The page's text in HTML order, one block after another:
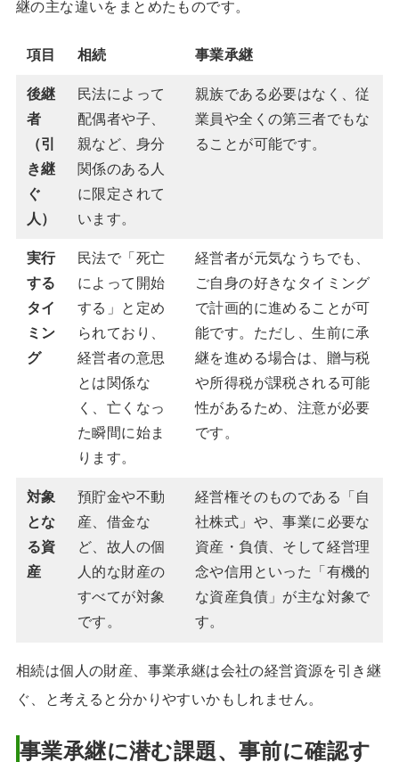
継の主な違いをまとめたものです。
項目 相続 事業承継
後継
者
（引
き継
ぐ
人）
民法によって
配偶者や子、
親など、身分
関係のある人
に限定されて
います。
親族である必要はなく、従
業員や全くの第三者でもな
ることが可能です。
実行
する
タイ
ミン
グ
民法で「死亡
によって開始
する」と定め
られており、
経営者の意思
とは関係な
く、亡くなっ
た瞬間に始ま
ります。
経営者が元気なうちでも、
ご自身の好きなタイミング
で計画的に進めることが可
能です。ただし、生前に承
継を進める場合は、贈与税
や所得税が課税される可能
性があるため、注意が必要
です。
対象
とな
る資
産
預貯金や不動
産、借金な
ど、故人の個
人的な財産の
すべてが対象
です。
経営権そのものである「自
社株式」や、事業に必要な
資産・負債、そして経営理
念や信用といった「有機的
な資産負債」が主な対象で
す。
相続は個人の財産、事業承継は会社の経営資源を引き継
ぐ、と考えると分かりやすいかもしれません。
事業承継に潜む課題、事前に確認す